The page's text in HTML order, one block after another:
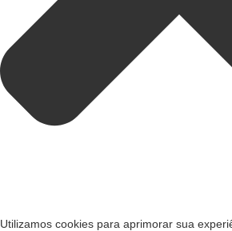
Utilizamos cookies para aprimorar sua